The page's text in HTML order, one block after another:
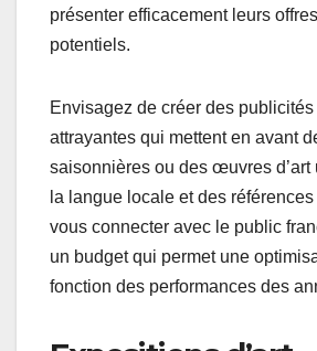
présenter efficacement leurs
potentiels.
Envisagez de créer des
attrayantes qui mettent en avant
saisonnières ou des œuvres d’art
la langue locale et des
vous connecter avec le public
un budget qui permet une
fonction des performances des